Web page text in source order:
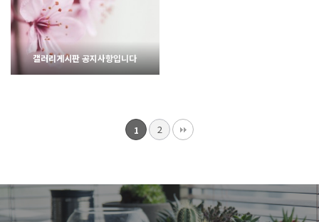
웹사이팅
갤러리게시판 공지사항입니다
1 2